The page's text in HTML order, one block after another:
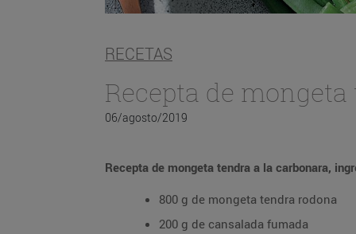
RECETAS
Recepta de
06/agosto/2019
Recepta de mongeta tendra a la carbonara,
800 g de mongeta tendra rodona
200 g de cansalada fumada